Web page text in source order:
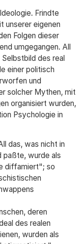
Frindte
unserer eigenen
Folgen dieser
umgegangen. All
des real
einer politisch
und
solcher Mythen, mit
organisiert wurden,
Psychologie in
das, was nicht in
paßte, wurde als
diffamiert"; so
deren
des realen
wurden als